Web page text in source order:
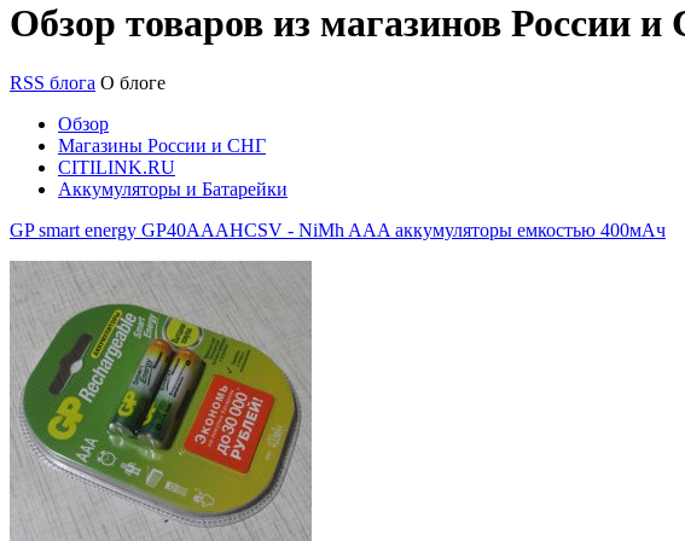
Обзор товаров из магазинов России
RSS блога О блоге
Обзор
Магазины России и СНГ
CITILINK.RU
Аккумуляторы и Батарейки
GP smart energy GP40AAAHCSV - NiMh AAA аккумуляторы емкостью 400мАч